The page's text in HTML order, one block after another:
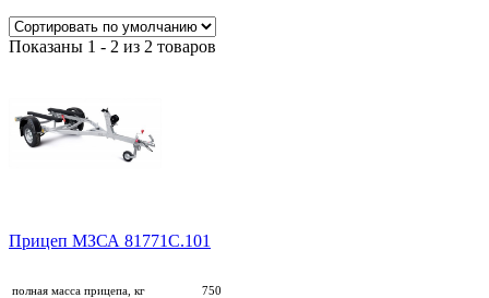
Показаны 1 - 2 из 2 товаров
Прицеп МЗСА 81771С.101
полная масса прицепа, кг 750